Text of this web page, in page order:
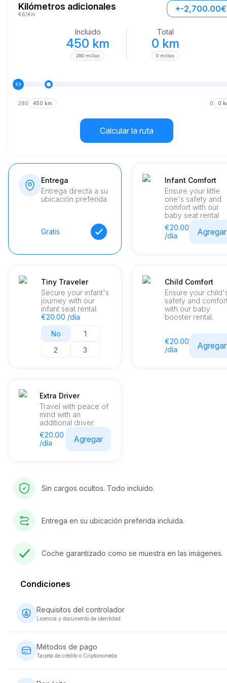
emocionante, acelerando de 0 a 100 km/h en solo 3.4 segundos.
Kilómetros adicionales
€6/Km
+-2,700.00€
Incluido
450 km
280 millas
Total
0 km
0 millas
280 450 km 0 0
Calcular la ruta
Entrega
Entrega directa a su
ubicación preferida
Gratis
Infant Comfort
Ensure your little
one's safety and
comfort with our
baby seat rental
€20.00
/día
Agregar
Tiny Traveler
Secure your infant's
journey with our
infant seat rental.
€20.00 /día
No
1
2
3
Child Comfort
Ensure your
safety and
with our baby
booster rental.
€20.00
/día
Agregar
Extra Driver
Travel with peace of
mind with an
additional driver.
€20.00
/día
Agregar
Sin cargos ocultos. Todo incluido.
Entrega en su ubicación preferida incluida.
Coche garantizado como se muestra en las imágenes.
Condiciones
Requisitos del controlador
Licencia y documento de identidad
de conducir válida. También se requiere un documento de
identidad (pasaporte o ID nacional). Algunos vehículos pueden
requerir que el conductor haya tenido su licencia durante un
Métodos de pago
Tarjeta de crédito o Criptomoneda